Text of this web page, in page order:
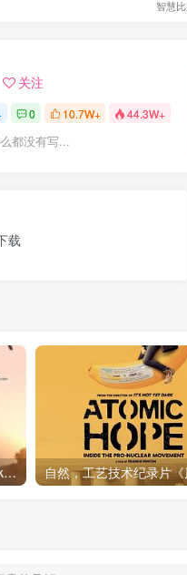
智慧
关注
0 10.7W+ 44.3W+
都没有写...
载
社会生活纪录片《马加拉 Makala》下载